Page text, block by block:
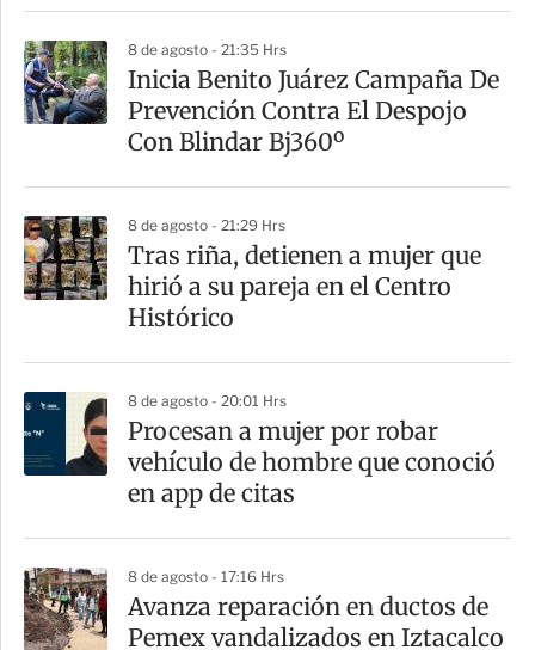
r
8 de agosto - 21:35 Hrs
Inicia Benito Juárez Campaña De
Prevención Contra El Despojo
Con Blindar Bj360º
8 de agosto - 21:29 Hrs
Tras riña, detienen a mujer que
hirió a su pareja en el Centro
Histórico
8 de agosto - 20:01 Hrs
Procesan a mujer por robar
vehículo de hombre que conoció
en app de citas
8 de agosto - 17:16 Hrs
Avanza reparación en ductos de
Pemex vandalizados en Iztacalco